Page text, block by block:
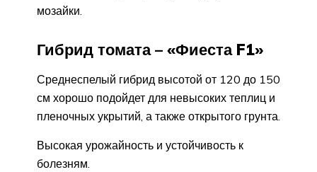
мозайки.
Гибрид томата – «Фиеста F1»
Среднеспелый гибрид высотой от 120 до 150
см хорошо подойдет для невысоких теплиц и
пленочных укрытий, а также открытого грунта.
Высокая урожайность и устойчивость к
болезням.